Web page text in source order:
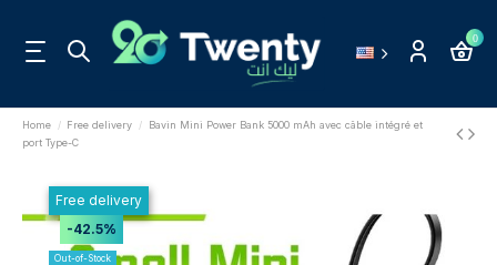
0
Home Free delivery
Bavin Mini Power Bank 5000 mAh avec câble intégré et
port Type-C
Free delivery
-42.5%
Out-of-Stock